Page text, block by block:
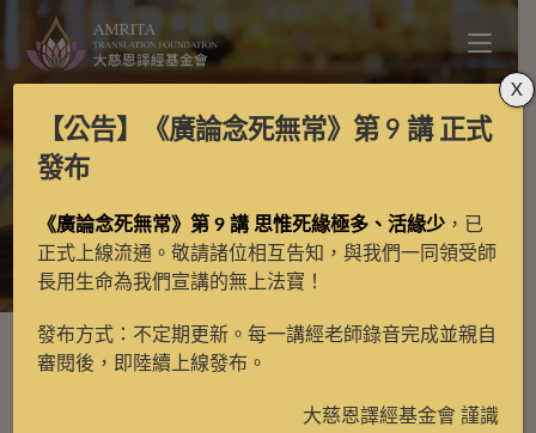
> 格來多丁
【公告】 《廣論念死無常》第 9 講正式
發布
《廣論念死無常》第 9 講 思惟死緣極多、活緣少 ，已
正式上線流通。敬請諸位相互告知，與我們一同領受師
長用生命為我們宣講的無上法寶！
發布方式：不定期更新。每一講經老師錄音完成並親自
審閱後，即陸續上線發布。
大慈恩譯經基金會 謹識
X